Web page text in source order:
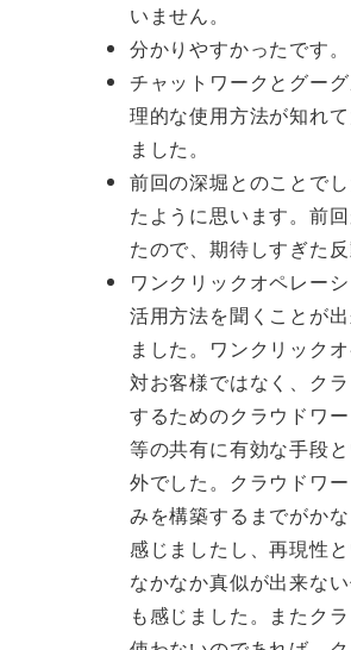
いません。
分かりやすかったです。
チャットワークとグー
理的な使用方法が知れ
ました。
前回の深堀とのことで
たように思います。前
たので、期待しすぎた
ワンクリックオペレー
活用方法を聞くことが
ました。ワンクリック
対お客様ではなく、ク
するためのクラウドワ
等の共有に有効な手段
外でした。クラウドワ
みを構築するまでがか
感じましたし、再現性
なかなか真似が出来な
も感じました。またク